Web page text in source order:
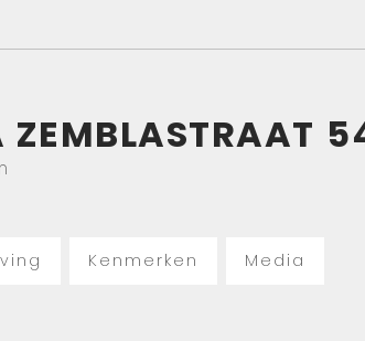
ZEMBLASTRAAT
Kenmerken Media